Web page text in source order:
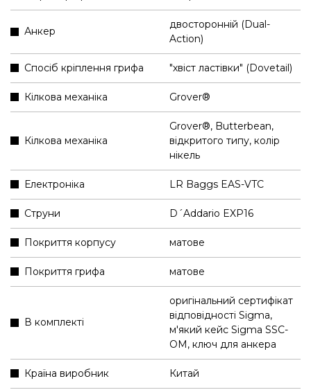
Анкер
двосторонній (Dual-
Action)
Спосіб кріплення грифа "хвіст ластівки" (Dovetail)
Кілкова механіка Grover®
Кілкова механіка
Grover®, Butterbean,
відкритого типу, колір
нікель
Електроніка LR Baggs EAS-VTC
Струни D´Addario EXP16
Покриття корпусу матове
Покриття грифа матове
В комплекті
оригінальний сертифікат
відповідності Sigma,
м'який кейс Sigma SSC-
OM, ключ для анкера
Країна виробник Китай